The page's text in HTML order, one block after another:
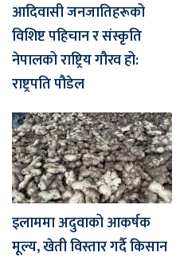
आदिवासी जनजातिहरूको
विशिष्ट पहिचान र संस्कृति
नेपालको राष्ट्रिय गौरव हो:
राष्ट्रपति पौडेल
इलाममा अदुवाको आकर्षक
मूल्य, खेती विस्तार गर्दै किसान